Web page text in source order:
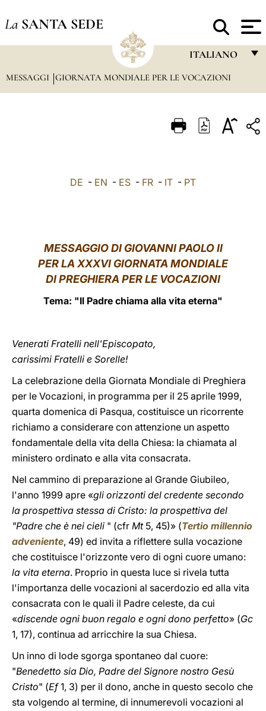
La SANTA SEDE
ITALIANO
FRANÇAIS
ITALIANO
中文
LATINE
MESSAGGI GIORNATA MONDIALE PER LE VOCAZIONI
DE - EN - ES - FR - IT - PT
MESSAGGIO DI GIOVANNI PAOLO II
PER LA XXXVI GIORNATA MONDIALE
DI PREGHIERA PER LE VOCAZIONI
Tema: "Il Padre chiama alla vita eterna"
Venerati Fratelli nell'Episcopato,
carissimi Fratelli e Sorelle!
La celebrazione della Giornata Mondiale di Preghiera
per le Vocazioni, in programma per il 25 aprile 1999,
quarta domenica di Pasqua, costituisce un ricorrente
richiamo a considerare con attenzione un aspetto
fondamentale della vita della Chiesa: la chiamata al
ministero ordinato e alla vita consacrata.
Nel cammino di preparazione al Grande Giubileo,
l'anno 1999 apre «gli orizzonti del credente secondo
la prospettiva stessa di Cristo: la prospettiva del
"Padre che è nei cieli " (cfr Mt5, 45)» (Tertio millennio
adveniente, 49) ed invita a riflettere sulla vocazione
che costituisce l'orizzonte vero di ogni cuore umano:
la vita eterna. Proprio in questa luce si rivela tutta
l'importanza delle vocazioni al sacerdozio ed alla vita
consacrata con le quali il Padre celeste, da cui
«discende ogni buon regalo e ogni dono perfetto» (Gc
1, 17), continua ad arricchire la sua Chiesa.
Un inno di lode sgorga spontaneo dal cuore:
"Benedetto sia Dio, Padre del Signore nostro Gesù
Cristo" (Ef1, 3) per il dono, anche in questo secolo che
sta volgendo al termine, di innumerevoli vocazioni al